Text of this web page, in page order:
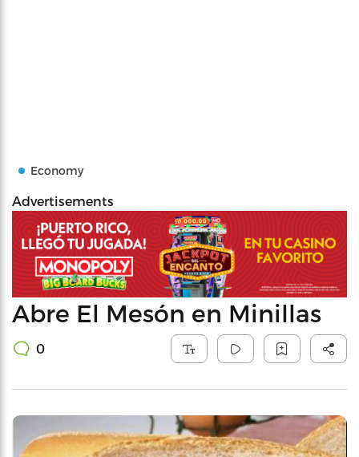
Economy
Advertisements
Abre El Mesón en Minillas
0